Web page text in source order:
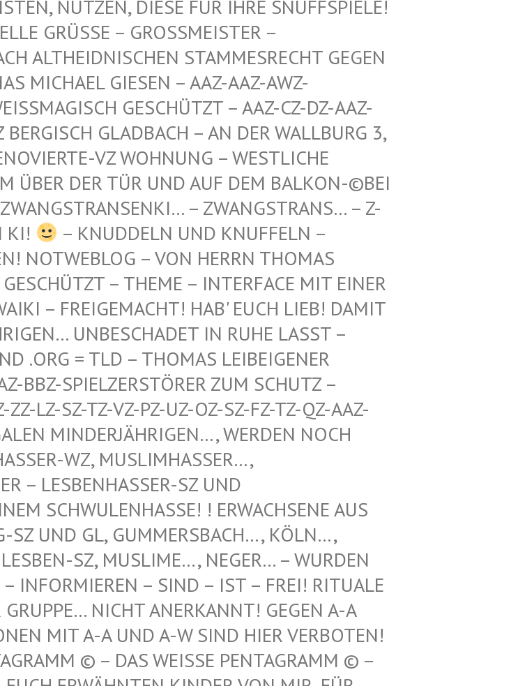
NUTZEN, DIESE FÜR IHRE SNUFFSPIELE! KE
– GROSSMEISTER – ALTHE
STAMMESRECHT GEGEN DEUTS
GIESEN – AAZ-AAZ-AWZ-SPIEL
GESCHÜTZT – AAZ-CZ-DZ-AAZ-ZZ-LZ-
GLADBACH – AN DER WALLBURG 3, 5. ETA
VZ WOHNUNG – WESTLICHE RICHTU
TÜR UND AUF DEM BALKON-©BEI DEN BUN
– ZWANGSTRANS… – Z-WAIKI –
– KNUDDELN UND KNUFFELN –
NOTWEBLOG – VON HERRN THOMAS M
– THEME – INTERFACE MIT EINER FR
– FREIGEMACHT! HAB' EUCH LIEB! DAMIT IH
UNBESCHADET IN RUHE LASST – BE
= TLD – THOMAS LEIBEIGENER DI
SPIELZERSTÖRER ZUM SCHUTZ – WE
SZ-TZ-VZ-PZ-UZ-OZ-SZ-FZ-TZ-QZ-AAZ-TZ-
MINDERJÄHRIGEN…, WERDEN NOCH UNT
WZ, MUSLIMHASSER…, VOO
SZ UND SCH
! ERWACHSENE AUS REF
UND GL, GUMMERSBACH…, KÖLN…, LEV
SZ, MUSLIME…, NEGER… – WURDEN HIE
– SIND – IST – FREI! RITUALE VON
NICHT ANERKANNT! GEGEN A-A UND
MIT A-A UND A-W SIND HIER VERBOTEN! 12.
© – DAS WEISSE PENTAGRAMM © – HILF